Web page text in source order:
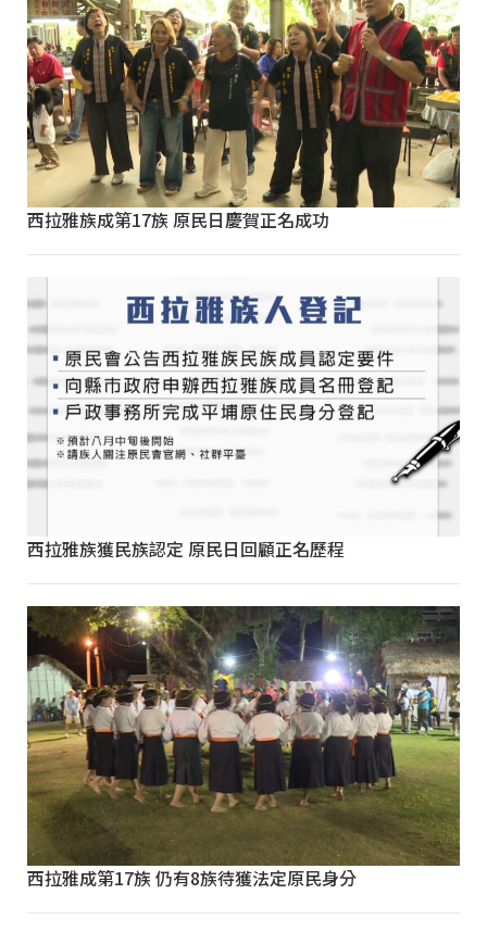
西拉雅族成第17族 原民日慶賀正名成功
西拉雅族獲民族認定 原民日回顧正名歷程
西拉雅成第17族 仍有8族待獲法定原民身分